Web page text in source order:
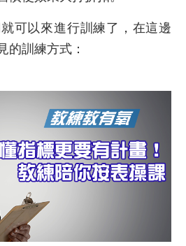
可以來進行訓練了，在這邊
的訓練方式：